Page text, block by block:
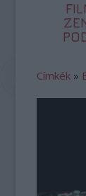
Címkék »